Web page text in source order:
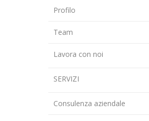
Profilo
Team
Lavora con noi
SERVIZI
Consulenza aziendale